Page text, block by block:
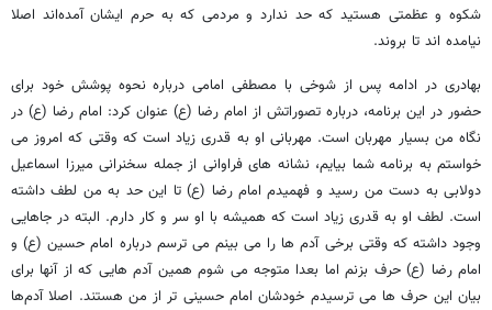
شکوه و عظمتی هستید که حد ندارد و مردمی که به حرم ایشان آمده‌اند اصلا
نیامده اند تا بروند.
بهادری در ادامه پس از شوخی با مصطفی امامی درباره نحوه پوشش خود برای
حضور در این برنامه، درباره تصوراتش از امام رضا (ع) عنوان کرد: امام رضا (ع) در
نگاه من بسیار مهربان است. مهربانی او به قدری زیاد است که وقتی که امروز می
خواستم به برنامه شما بیایم، نشانه های فراوانی از جمله سخنرانی میرزا اسماعیل
دولابی به دست من رسید و فهمیدم امام رضا (ع) تا این حد به من لطف داشته‌
است. لطف او به قدری زیاد است که همیشه با او سر و کار دارم. البته در جاهایی
وجود داشته که وقتی برخی آدم ها را می بینم می ترسم درباره امام حسین (ع) و
امام رضا (ع) حرف بزنم اما بعدا متوجه می شوم همین آدم هایی که از آنها برای
بیان این حرف ها می ترسیدم خودشان امام حسینی تر از من هستند. اصلا آدم‌ها